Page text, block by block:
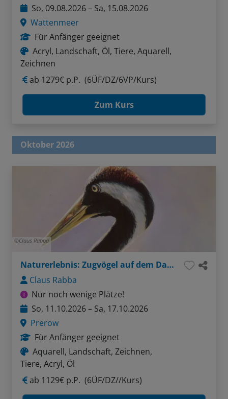
So, 09.08.2026 – Sa, 15.08.2026
Wattenmeer
Für Anfänger geeignet
Acryl, Landschaft, Öl, Tiere, Aquarell,
Zeichnen
ab 1279€ p.P. (6ÜF/DZ/6VP/Kurs)
Zum Kurs
Oktober 2026
Claus Rabba
Naturerlebnis: Zugvögel auf dem Darß
Claus Rabba
Nur noch wenige Plätze!
So, 11.10.2026 – Sa, 17.10.2026
Prerow
Für Anfänger geeignet
Aquarell, Landschaft, Zeichnen,
Tiere, Acryl, Öl
ab 1129€ p.P. (6ÜF/DZ//Kurs)